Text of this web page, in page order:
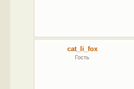
cat_li_fox
Гость